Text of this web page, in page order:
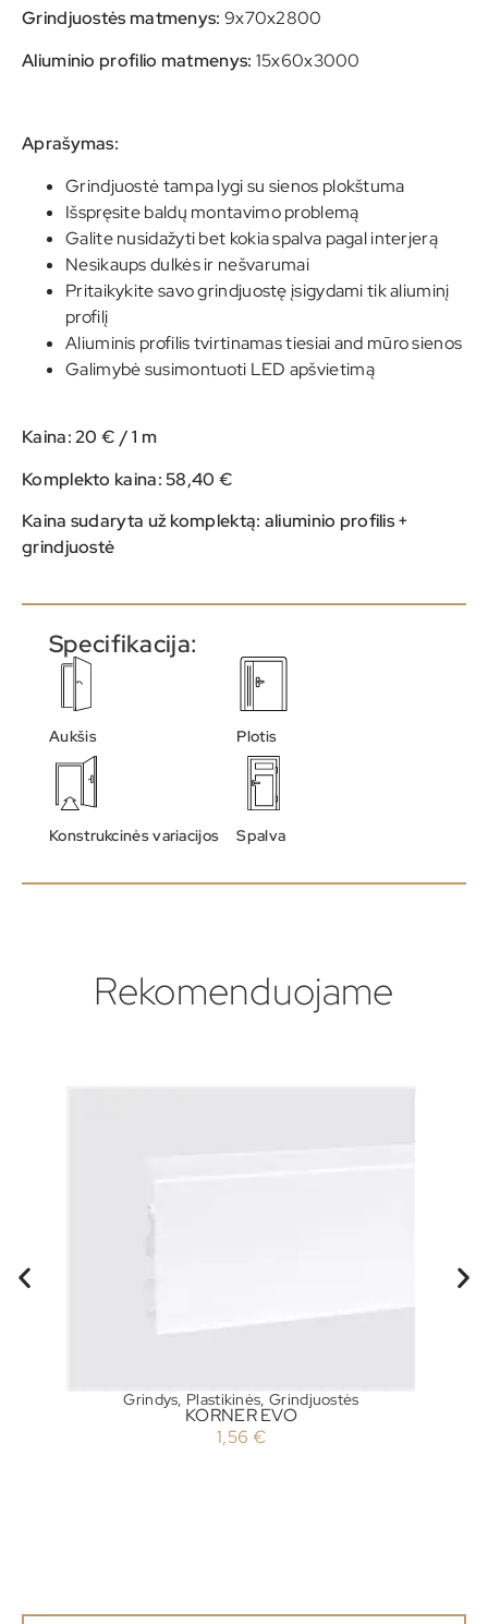
Grindjuostės matmenys: 9x70x2800
Aliuminio profilio matmenys: 15x60x3000
Aprašymas:
Grindjuostė tampa lygi su sienos plokštuma
Išspręsite baldų montavimo problemą
Galite nusidažyti bet kokia spalva pagal interjerą
Nesikaups dulkės ir nešvarumai
Pritaikykite savo grindjuostę įsigydami tik aliuminį
profilį
Aliuminis profilis tvirtinamas tiesiai and mūro sienos
Galimybė susimontuoti LED apšvietimą
Kaina: 20 € / 1 m
Komplekto kaina: 58,40 €
Kaina sudaryta už komplektą: aliuminio profilis +
grindjuostė
Specifikacija:
Aukšis Plotis
Konstrukcinės variacijos Spalva
Rekomenduojame
Grindys, Plastikinės,Grindjuostės
KORNER EVO
1,56 €